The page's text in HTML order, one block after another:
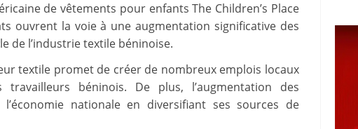
de vêtements pour enfants The Children’s Place
ouvrent la voie à une augmentation significative des
de l’industrie textile béninoise.
textile promet de créer de nombreux emplois locaux
travailleurs béninois. De plus, l’augmentation des
nationale en diversifiant ses sources de